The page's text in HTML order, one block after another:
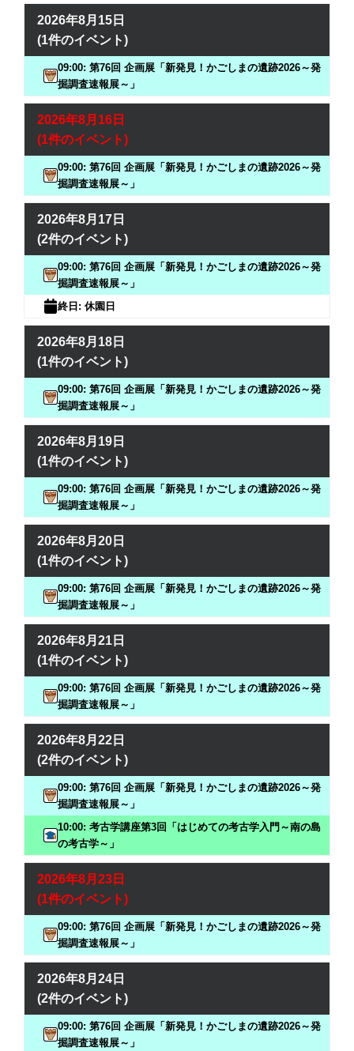
2026年8月15日
(1件のイベント)
09:00: 第76回 企画展「新発見！かごしまの遺跡2026～発
掘調査速報展～」
2026年8月16日
(1件のイベント)
09:00: 第76回 企画展「新発見！かごしまの遺跡2026～発
掘調査速報展～」
2026年8月17日
(2件のイベント)
09:00: 第76回 企画展「新発見！かごしまの遺跡2026～発
掘調査速報展～」
終日: 休園日
2026年8月18日
(1件のイベント)
09:00: 第76回 企画展「新発見！かごしまの遺跡2026～発
掘調査速報展～」
2026年8月19日
(1件のイベント)
09:00: 第76回 企画展「新発見！かごしまの遺跡2026～発
掘調査速報展～」
2026年8月20日
(1件のイベント)
09:00: 第76回 企画展「新発見！かごしまの遺跡2026～発
掘調査速報展～」
2026年8月21日
(1件のイベント)
09:00: 第76回 企画展「新発見！かごしまの遺跡2026～発
掘調査速報展～」
2026年8月22日
(2件のイベント)
09:00: 第76回 企画展「新発見！かごしまの遺跡2026～発
掘調査速報展～」
10:00: 考古学講座第3回「はじめての考古学入門～南の島
の考古学～」
2026年8月23日
(1件のイベント)
09:00: 第76回 企画展「新発見！かごしまの遺跡2026～発
掘調査速報展～」
2026年8月24日
(2件のイベント)
09:00: 第76回 企画展「新発見！かごしまの遺跡2026～発
掘調査速報展～」